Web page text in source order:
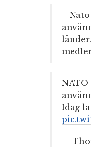
–
NATO
Idag
—